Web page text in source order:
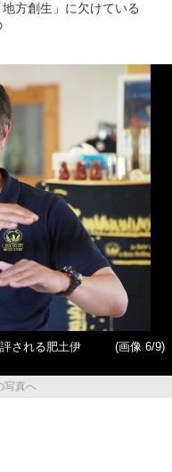
方創生」に欠けている
される肥土伊
(画像 6/9)
写真へ